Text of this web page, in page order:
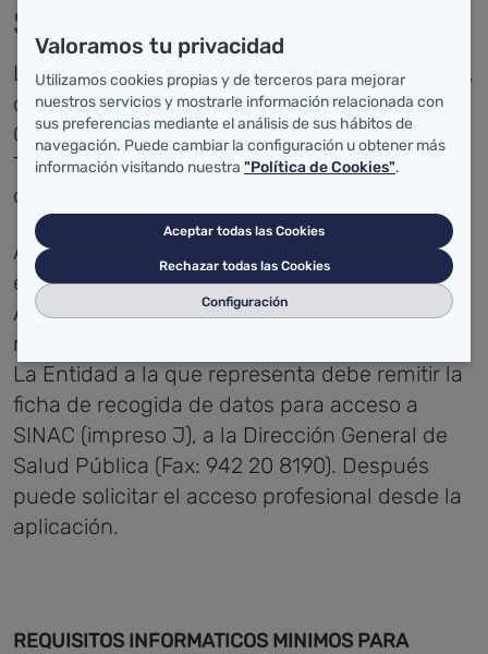
SINAC:
La persona que vaya a darse de alta en SINAC,
debe disponer de un certificado digital de la
Clase 2CA de la Fábrica Nacional de Moneda y
Timbre. El impreso I, resume el procedimiento
de obtención de dicho certificado.
Además, la persona que vaya a darse de alta
en SINAC, tiene que estar autorizada por el
Ayuntamiento o entidad a la que va a
representar, a introducir los datos en SINAC.
La Entidad a la que representa debe remitir la
ficha de recogida de datos para acceso a
SINAC (impreso J), a la Dirección General de
Salud Pública (Fax: 942 20 8190). Después
puede solicitar el acceso profesional desde la
aplicación.
REQUISITOS INFORMATICOS MINIMOS PARA
Valoramos tu privacidad
Utilizamos cookies propias y de terceros para mejorar
nuestros servicios y mostrarle información relacionada con
sus preferencias mediante el análisis de sus hábitos de
navegación. Puede cambiar la configuración u obtener más
información visitando nuestra "Política de Cookies".
Aceptar todas las Cookies
Rechazar todas las Cookies
Configuración